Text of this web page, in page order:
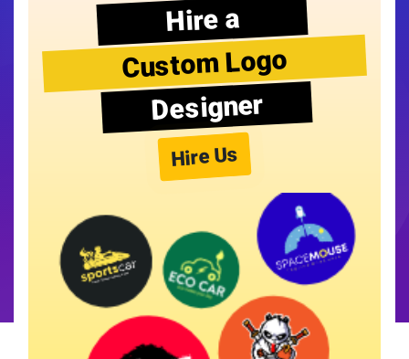
Hire a
Custom Logo
Designer
Hire Us